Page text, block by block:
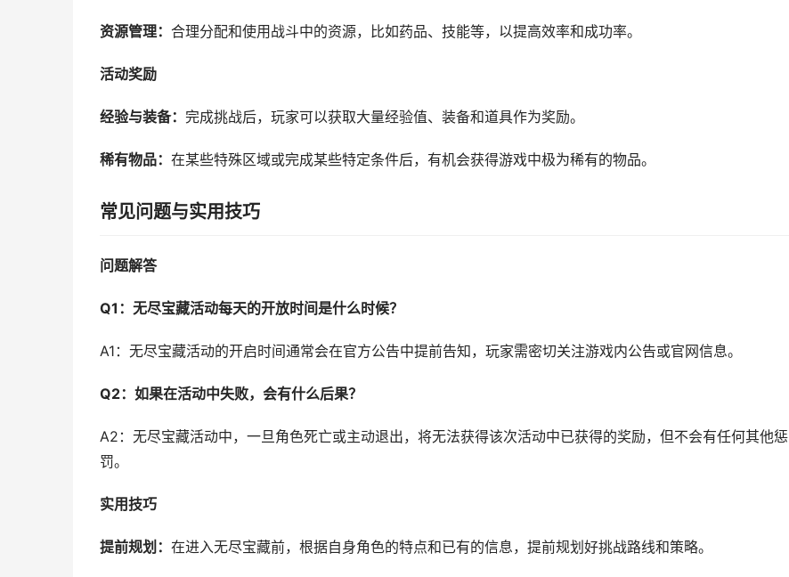
资源管理： 合理分配和使用战斗中的资源，比如药品、技能等，以提高效率和成功率。
活动奖励
经验与装备： 完成挑战后，玩家可以获取大量经验值、装备和道具作为奖励。
稀有物品： 在某些特殊区域或完成某些特定条件后，有机会获得游戏中极为稀有的物品。
常见问题与实用技巧
问题解答
Q1：无尽宝藏活动每天的开放时间是什么时候？
A1：无尽宝藏活动的开启时间通常会在官方公告中提前告知，玩家需密切关注游戏内公告或官网信息。
Q2：如果在活动中失败，会有什么后果？
A2：无尽宝藏活动中，一旦角色死亡或主动退出，将无法获得该次活动中已获得的奖励，但不会有任何其他惩
罚。
实用技巧
提前规划： 在进入无尽宝藏前，根据自身角色的特点和已有的信息，提前规划好挑战路线和策略。